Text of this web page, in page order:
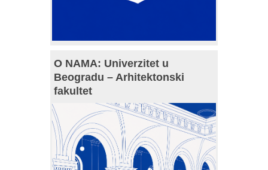
O NAMA: Univerzitet u
Beogradu – Arhitektonski
fakultet